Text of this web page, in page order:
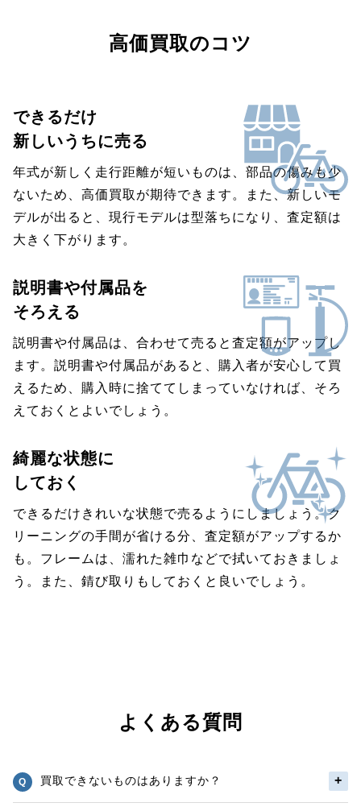
高価買取のコツ
できるだけ
新しいうちに売る
年式が新しく走行距離が短いものは、部品の傷みも少
ないため、高価買取が期待できます。また、新しいモ
デルが出ると、現行モデルは型落ちになり、査定額は
大きく下がります。
説明書や付属品を
そろえる
説明書や付属品は、合わせて売ると査定額がアップし
ます。説明書や付属品があると、購入者が安心して買
えるため、購入時に捨ててしまっていなければ、そろ
えておくとよいでしょう。
綺麗な状態に
しておく
できるだけきれいな状態で売るようにしましょう。ク
リーニングの手間が省ける分、査定額がアップするか
も。フレームは、濡れた雑巾などで拭いておきましょ
う。また、錆び取りもしておくと良いでしょう。
よくある質問
買取できないものはありますか？